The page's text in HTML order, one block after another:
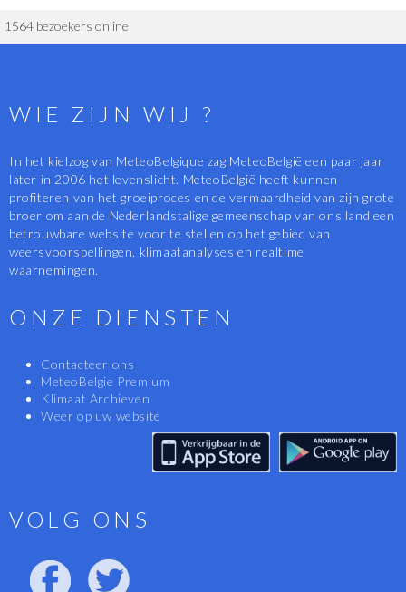
1564 bezoekers online
WIE ZIJN WIJ ?
In het kielzog van MeteoBelgique zag MeteoBelgië een paar jaar
later in 2006 het levenslicht. MeteoBelgië heeft kunnen
profiteren van het groeiproces en de vermaardheid van zijn grote
broer om aan de Nederlandstalige gemeenschap van ons land een
betrouwbare website voor te stellen op het gebied van
weersvoorspellingen, klimaatanalyses en realtime
waarnemingen.
ONZE DIENSTEN
Contacteer ons
MeteoBelgie Premium
Klimaat Archieven
Weer op uw website
VOLG ONS